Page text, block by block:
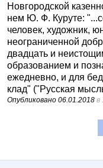
Новгородской
нем Ю. Ф. Куруте:
человек, художник,
неограниченной
двадцать и
образованием и
ежедневно, и для
клад" ("Русская
Опубликовано 06.01.2018 в